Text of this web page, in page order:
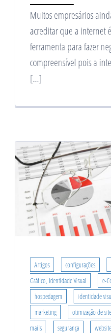
Muitos empresários
acreditar que a internet
ferramenta para fazer
compreensível pois a
[…]
Artigos configurações
Gráfico, Identidade Visual
e-
hospedagem
identidade
marketing
otimização de
mails
segurança